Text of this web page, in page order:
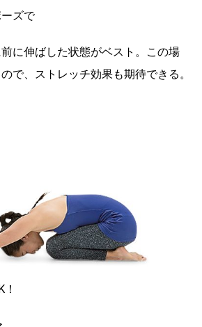
ズで
に伸ばした状態がベスト。この場
で、ストレッチ効果も期待できる。